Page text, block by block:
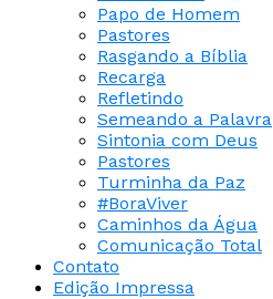
Papo de Homem
Pastores
Rasgando a Bíblia
Recarga
Refletindo
Semeando a Palavra
Sintonia com Deus
Pastores
Turminha da Paz
#BoraViver
Caminhos da Água
Comunicação Total
Contato
Edição Impressa